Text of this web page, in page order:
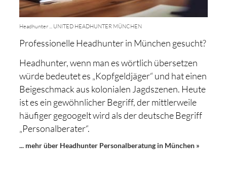
Headhunter ... UNITED HEADHUNTER MÜNCHEN
Professionelle Headhunter in München gesucht?
Headhunter, wenn man es wörtlich übersetzen
würde bedeutet es „Kopfgeldjäger“ und hat einen
Beigeschmack aus kolonialen Jagdszenen. Heute
ist es ein gewöhnlicher Begriff, der mittlerweile
häufiger gegoogelt wird als der deutsche Begriff
„Personalberater“.
... mehr über Headhunter Personalberatung in München »